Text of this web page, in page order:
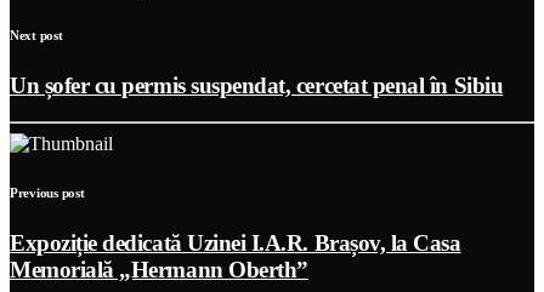
Next post
Un șofer cu permis suspendat, cercetat penal în Sibiu
Previous post
Expoziție dedicată Uzinei I.A.R. Brașov, la Casa
Memorială „Hermann Oberth”